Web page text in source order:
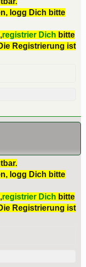
logg Dich bitte
registrier Dich bitte
Registrierung ist
logg Dich bitte
registrier Dich bitte
Registrierung ist